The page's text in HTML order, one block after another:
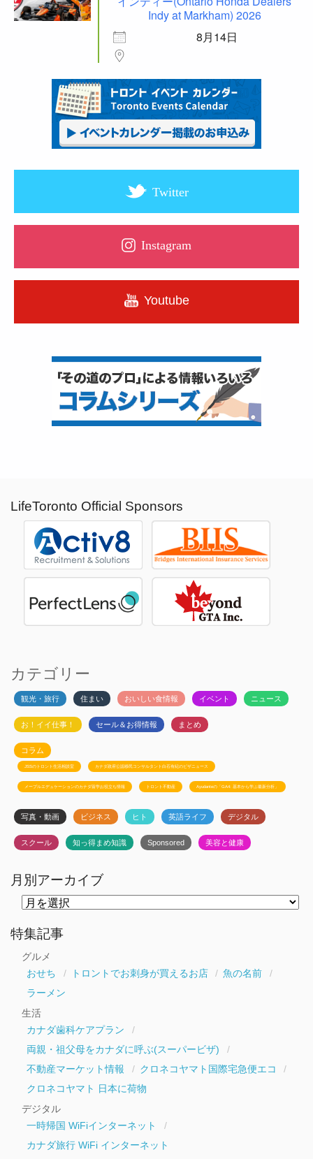
Indy at Markham) 2026
8月14日
Twitter
Instagram
Youtube
LifeToronto Official Sponsors
カテゴリー
観光・旅行 住まい おいしい食情報 イベント ニュース
お！イイ仕事！ セール＆お得情報 まとめ
コラム
JSSのトロント生活相談室 カナダ政府公認移民コンサルタント白石有紀のビザニュース
メープルエデュケーションのカナダ留学お役立ち情報 トロント不動産 Ayudanteの「GA4: 基本から学ぶ最新分析」
写真・動画 ビジネス ヒト 英語ライフ デジタル
スクール 知っ得まめ知識 Sponsored 美容と健康
月別アーカイブ
ー
カ
特集記事
グルメ
おせち
トロントでお刺身が買えるお店
魚の名前
ラーメン
生活
カナダ歯科ケアプラン
両親・祖父母をカナダに呼ぶ(スーパービザ)
不動産マーケット情報
クロネコヤマト国際宅急便エコ
クロネコヤマト 日本に荷物
デジタル
一時帰国 WiFiインターネット
カナダ旅行 WiFi インターネット